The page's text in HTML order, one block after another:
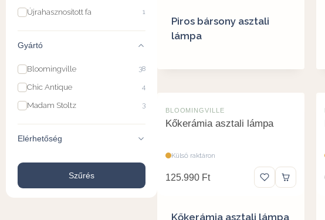
Újrahasznosított fa 1
Gyártó
Bloomingville 38
Chic Antique 4
Madam Stoltz 3
Elérhetőség
Szűrés
Piros bársony asztali
lámpa
BLOOMINGVILLE
Kőkerámia asztali lámpa
Külső raktáron
125.990 Ft
Kőkerámia asztali lámpa